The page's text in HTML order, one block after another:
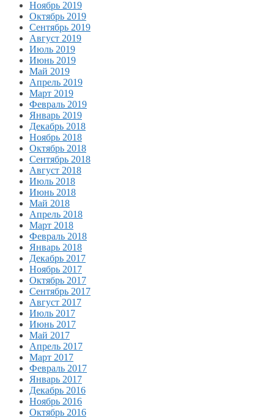
Ноябрь 2019
Октябрь 2019
Сентябрь 2019
Август 2019
Июль 2019
Июнь 2019
Май 2019
Апрель 2019
Март 2019
Февраль 2019
Январь 2019
Декабрь 2018
Ноябрь 2018
Октябрь 2018
Сентябрь 2018
Август 2018
Июль 2018
Июнь 2018
Май 2018
Апрель 2018
Март 2018
Февраль 2018
Январь 2018
Декабрь 2017
Ноябрь 2017
Октябрь 2017
Сентябрь 2017
Август 2017
Июль 2017
Июнь 2017
Май 2017
Апрель 2017
Март 2017
Февраль 2017
Январь 2017
Декабрь 2016
Ноябрь 2016
Октябрь 2016